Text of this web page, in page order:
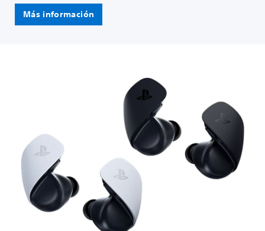
Más información